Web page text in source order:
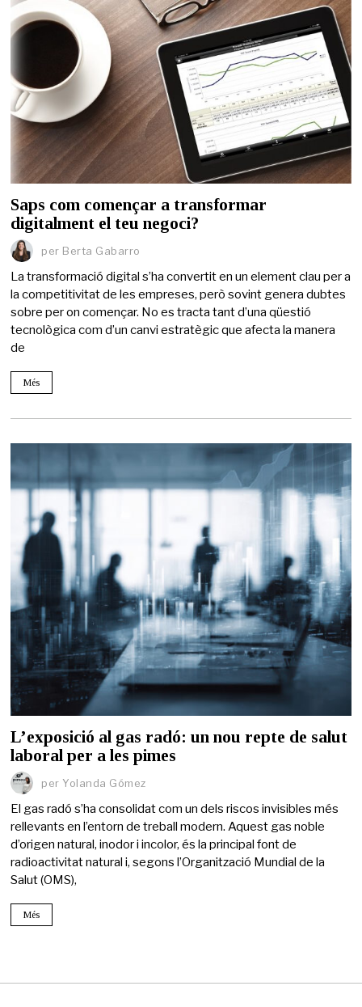
Saps com començar a transformar
digitalment el teu negoci?
per Berta Gabarro
La transformació digital s’ha convertit en un element clau per a
la competitivitat de les empreses, però sovint genera dubtes
sobre per on començar. No es tracta tant d’una qüestió
tecnològica com d’un canvi estratègic que afecta la manera
de
Més
L’exposició al gas radó: un nou repte de salut
laboral per a les pimes
per Yolanda Gómez
El gas radó s’ha consolidat com un dels riscos invisibles més
rellevants en l’entorn de treball modern. Aquest gas noble
d’origen natural, inodor i incolor, és la principal font de
radioactivitat natural i, segons l’Organització Mundial de la
Salut (OMS),
Més